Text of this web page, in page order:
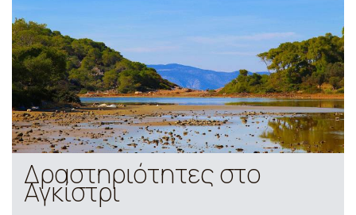
Δραστηριότητες στο
Αγκίστρι